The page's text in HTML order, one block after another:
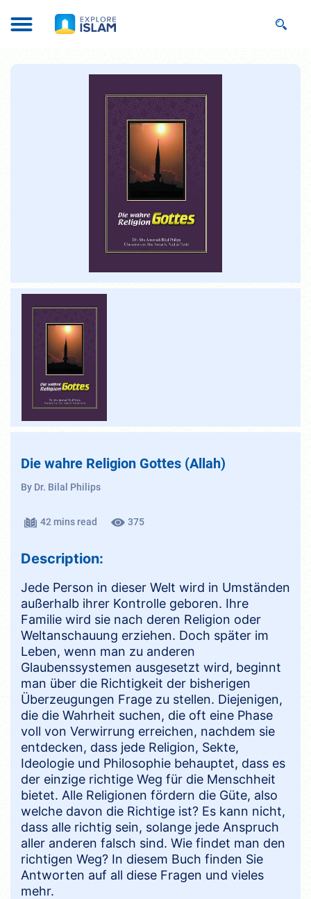
Die wahre Religion Gottes (Allah)
By Dr. Bilal Philips
42 mins read 375
Description:
Jede Person in dieser Welt wird in Umständen
außerhalb ihrer Kontrolle geboren. Ihre
Familie wird sie nach deren Religion oder
Weltanschauung erziehen. Doch später im
Leben, wenn man zu anderen
Glaubenssystemen ausgesetzt wird, beginnt
man über die Richtigkeit der bisherigen
Überzeugungen Frage zu stellen. Diejenigen,
die die Wahrheit suchen, die oft eine Phase
voll von Verwirrung erreichen, nachdem sie
entdecken, dass jede Religion, Sekte,
Ideologie und Philosophie behauptet, dass es
der einzige richtige Weg für die Menschheit
bietet. Alle Religionen fördern die Güte, also
welche davon die Richtige ist? Es kann nicht,
dass alle richtig sein, solange jede Anspruch
aller anderen falsch sind. Wie findet man den
richtigen Weg? In diesem Buch finden Sie
Antworten auf all diese Fragen und vieles
mehr.